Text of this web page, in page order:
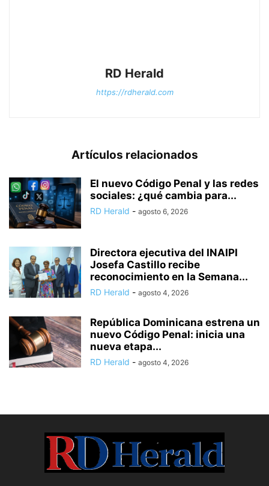
RD Herald
https://rdherald.com
Artículos relacionados
El nuevo Código Penal y las redes
sociales: ¿qué cambia para...
RD Herald - agosto 6, 2026
Directora ejecutiva del INAIPI
Josefa Castillo recibe
reconocimiento en la Semana...
RD Herald - agosto 4, 2026
República Dominicana estrena un
nuevo Código Penal: inicia una
nueva etapa...
RD Herald - agosto 4, 2026